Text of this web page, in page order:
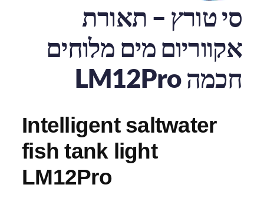
סי טורץ – תאורת
אקווריום מים מלוחים
חכמה LM12Pro
Intelligent saltwater
fish tank light
LM12Pro